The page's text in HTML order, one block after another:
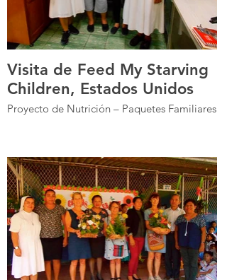
Visita de Feed My Starving
Children, Estados Unidos
Proyecto de Nutrición – Paquetes Familiares